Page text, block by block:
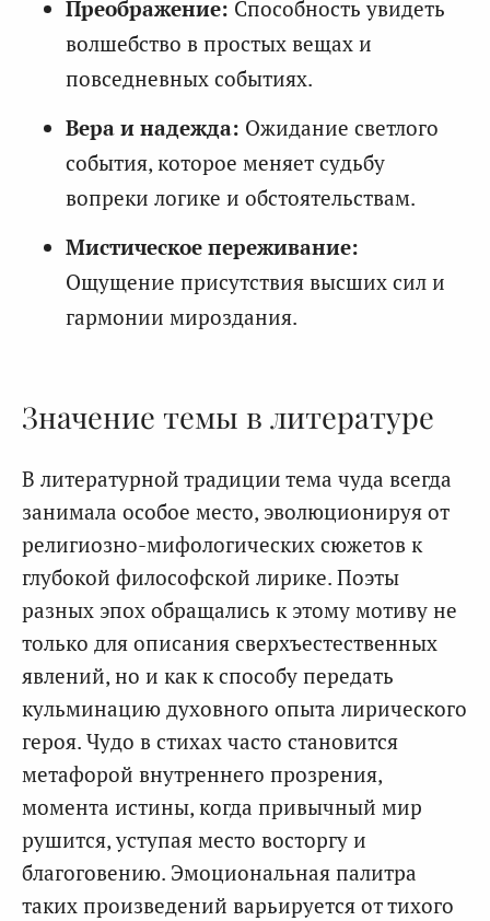
Преображение: Способность увидеть
волшебство в простых вещах и
повседневных событиях.
Вера и надежда: Ожидание светлого
события, которое меняет судьбу
вопреки логике и обстоятельствам.
Мистическое переживание:
Ощущение присутствия высших сил и
гармонии мироздания.
Значение темы в литературе
В литературной традиции тема чуда всегда
занимала особое место, эволюционируя от
религиозно-мифологических сюжетов к
глубокой философской лирике. Поэты
разных эпох обращались к этому мотиву не
только для описания сверхъестественных
явлений, но и как к способу передать
кульминацию духовного опыта лирического
героя. Чудо в стихах часто становится
метафорой внутреннего прозрения,
момента истины, когда привычный мир
рушится, уступая место восторгу и
благоговению. Эмоциональная палитра
таких произведений варьируется от тихого